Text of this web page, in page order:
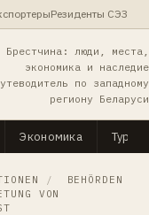
Резиденты СЭЗ
Брестчина: люди, места,
экономика и наследие
по западному
региону Беларуси
Экономика
/
BEHÖRDEN
VON